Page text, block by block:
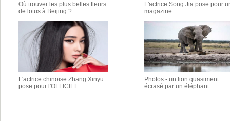
Où trouver les plus belles fleurs
de lotus à Beijing ?
L'actrice Song Jia pose pour
magazine
L'actrice chinoise Zhang Xinyu
pose pour l'OFFICIEL
Photos - un lion quasiment
écrasé par un éléphant